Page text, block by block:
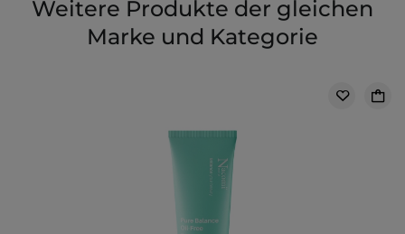
Weitere Produkte der gleichen
Marke und Kategorie